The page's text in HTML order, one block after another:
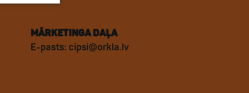
MĀRKETINGA DAĻA
E-pasts: cipsi@orkla.lv